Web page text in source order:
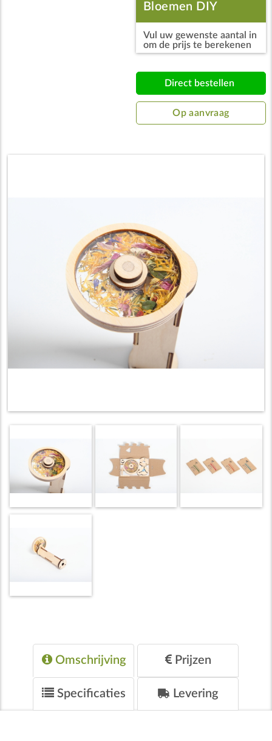
Bloemen DIY
caleidoscoop incl.
postkaart
Vul uw gewenste aantal in
om de prijs te berekenen
Direct bestellen
Op aanvraag
Omschrijving Prijzen
Specificaties Levering